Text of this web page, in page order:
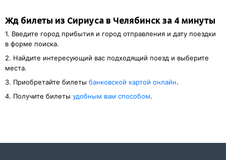
Жд билеты из Сириуса в Челябинск за 4 минуты
1. Введите город прибытия и город отправления и дату поездки
в форме поиска.
2. Найдите интересующий вас подходящий поезд и выберите
места.
3. Приобретайте билеты банковской картой онлайн.
4. Получите билеты удобным вам способом.